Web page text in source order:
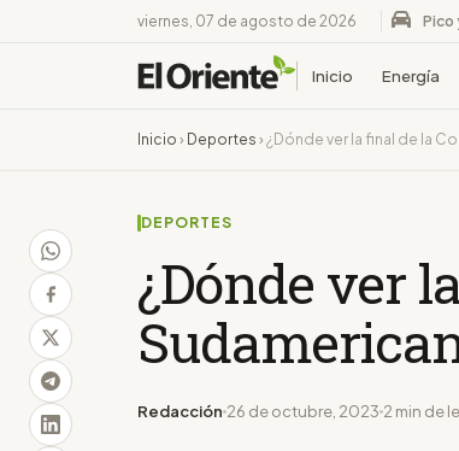
viernes, 07 de agosto de 2026 Pico
Inicio Energía
Inicio › Deportes › ¿Dónde ver la final de la
DEPORTES
¿Dónde ver
Redacción 26 de octubre, 2023 2 min de